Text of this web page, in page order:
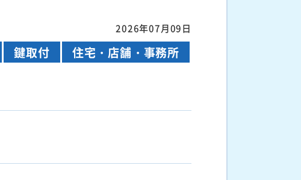
2026年07月09日
鍵取付 住宅・店舗・事務所